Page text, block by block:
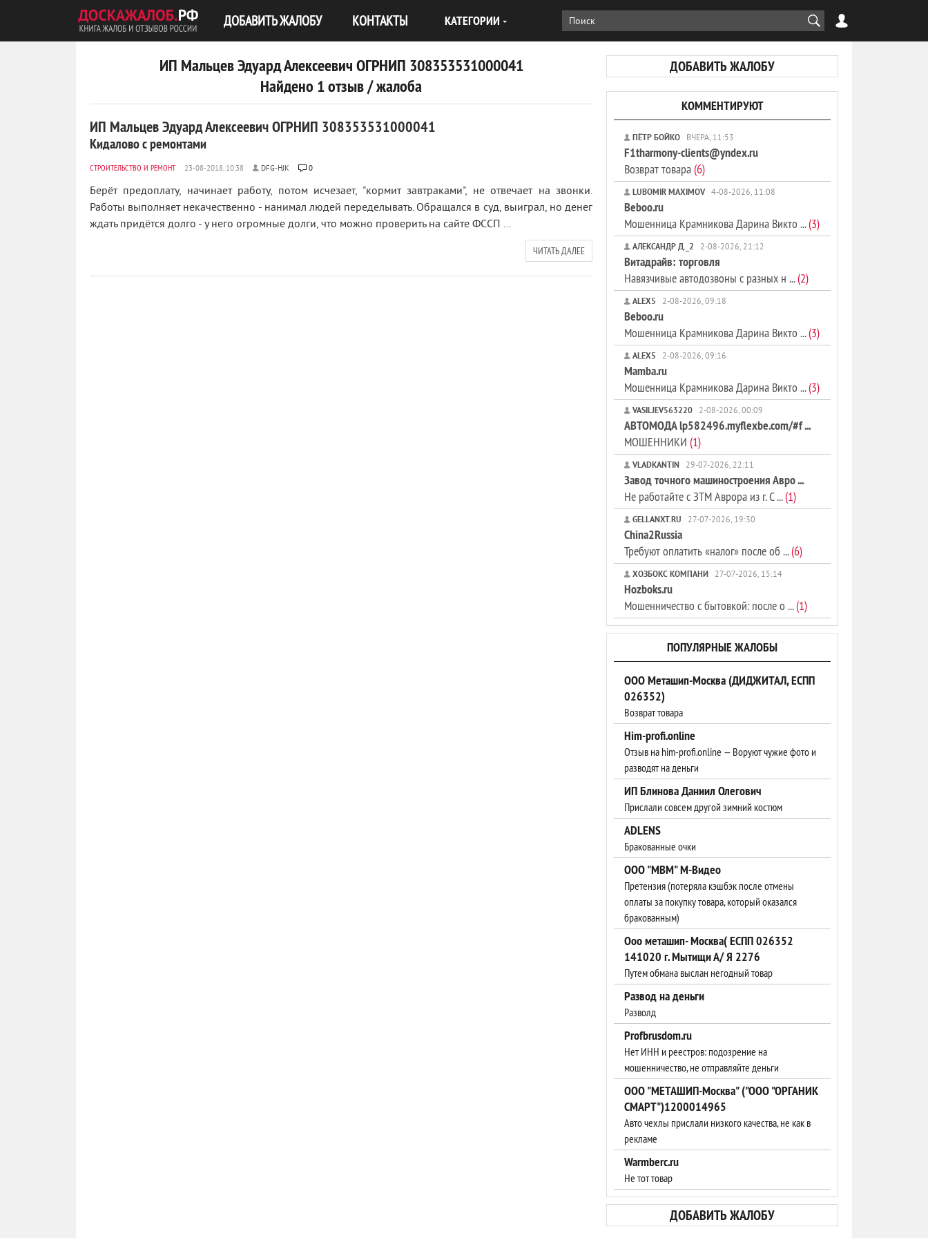
ДОБАВИТЬ ЖАЛОБУ КОНТАКТЫ КАТЕГОРИИ
ДОБАВИТЬ ЖАЛОБУ
ИП Мальцев Эдуард Алексеевич ОГРНИП 308353531000041
Найдено 1 отзыв / жалоба
ИП Мальцев Эдуард Алексеевич ОГРНИП 308353531000041
Кидалово с ремонтами
СТРОИТЕЛЬСТВО И РЕМОНТ DFG-HJK 0
Берёт предоплату, начинает работу, потом исчезает, "кормит завтраками", не отвечает на звонки.
Работы выполняет некачественно - нанимал людей переделывать. Обращался в суд, выиграл, но денег
ждать придётся долго - у него огромные долги, что можно проверить на сайте ФССП ...
ЧИТАТЬ ДАЛЕЕ
КОММЕНТИРУЮТ
ПЁТР БОЙКО ВЧЕРА, 11:53
F1tharmony-clients@yndex.ru
Возврат товара(6)
LUBOMIR MAXIMOV 4-08-2026, 11:08
Beboo.ru
Мошенница Крамникова Дарина Викто ...(3)
АЛЕКСАНДР Д._2 2-08-2026, 21:12
Витадрайв: торговля
Навязчивые автодозвоны с разных н ...(2)
ALEX5 2-08-2026, 09:18
Beboo.ru
Мошенница Крамникова Дарина Викто ...(3)
ALEX5 2-08-2026, 09:16
Mamba.ru
Мошенница Крамникова Дарина Викто ...(3)
VASILJEV563220 2-08-2026, 00:09
АВТОМОДА lp582496.myflexbe.com/#f ...
МОШЕННИКИ (1)
VLADKANTIN 29-07-2026, 22:11
Завод точного машиностроения Авро ...
Не работайте с ЗТМ Аврора из г. С ...(1)
GELLANXT.RU 27-07-2026, 19:30
China2Russia
Требуют оплатить «налог» после об ...(6)
ХОЗБОКС КОМПАНИ 27-07-2026, 15:14
Hozboks.ru
Мошенничество с бытовкой: после о ...(1)
ПОПУЛЯРНЫЕ ЖАЛОБЫ
ООО Меташип-Москва (ДИДЖИТАЛ, ЕСПП
026352)
Возврат товара
Him-profi.online
Отзыв на him-profi.online — Воруют чужие фото и
разводят на деньги
ИП Блинова Даниил Олегович
Прислали совсем другой зимний костюм
ADLENS
Бракованные очки
ООО "МВМ" М-Видео
Претензия (потеряла кэшбэк после отмены
оплаты за покупку товара, который оказался
бракованным)
Ооо меташип- Москва( ЕСПП 026352
141020 г. Мытищи А/ Я 2276
Путем обмана выслан негодный товар
Развод на деньги
Разволд
Profbrusdom.ru
Нет ИНН и реестров: подозрение на
мошенничество, не отправляйте деньги
ООО "МЕТАШИП-Москва" ("ООО "ОРГАНИК
СМАРТ")1200014965
Авто чехлы прислали низкого качества, не как в
рекламе
Warmberc.ru
Не тот товар
ДОБАВИТЬ ЖАЛОБУ